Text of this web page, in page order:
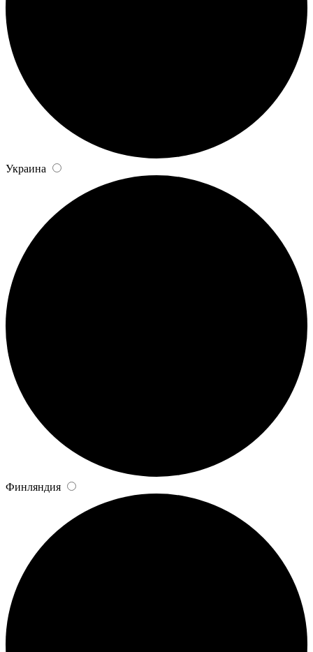
Украина
Финляндия